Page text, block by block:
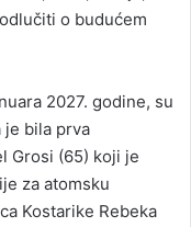
o budućem
2027. godine, su
je bila prva
Grosi (65) koji je
za atomsku
Kostarike Rebeka